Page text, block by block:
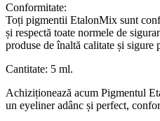
Conformitate:
Toți pigmentii EtalonMix sunt
și respectă toate normele de
produse de înaltă calitate și sigure
Cantitate: 5 ml.
Achiziționează acum Pigmentul
un eyeliner adânc și perfect,